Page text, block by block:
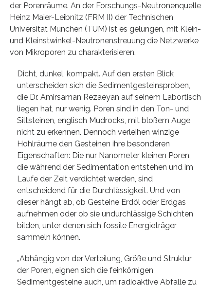
der Porenräume. An der Forschungs-Neutronenquelle
Heinz Maier-Leibnitz (FRM II) der Technischen
Universität München (TUM) ist es gelungen, mit Klein-
und Kleinstwinkel-Neutronenstreuung die Netzwerke
von Mikroporen zu charakterisieren.
Dicht, dunkel, kompakt. Auf den ersten Blick
unterscheiden sich die Sedimentgesteinsproben,
die Dr. Amirsaman Rezaeyan auf seinem Labortisch
liegen hat, nur wenig. Poren sind in den Ton- und
Siltsteinen, englisch Mudrocks, mit bloßem Auge
nicht zu erkennen. Dennoch verleihen winzige
Hohlräume den Gesteinen ihre besonderen
Eigenschaften: Die nur Nanometer kleinen Poren,
die während der Sedimentation entstehen und im
Laufe der Zeit verdichtet werden, sind
entscheidend für die Durchlässigkeit. Und von
dieser hängt ab, ob Gesteine Erdöl oder Erdgas
aufnehmen oder ob sie undurchlässige Schichten
bilden, unter denen sich fossile Energieträger
sammeln können.
„Abhängig von der Verteilung, Größe und Struktur
der Poren, eignen sich die feinkörnigen
Sedimentgesteine auch, um radioaktive Abfälle zu